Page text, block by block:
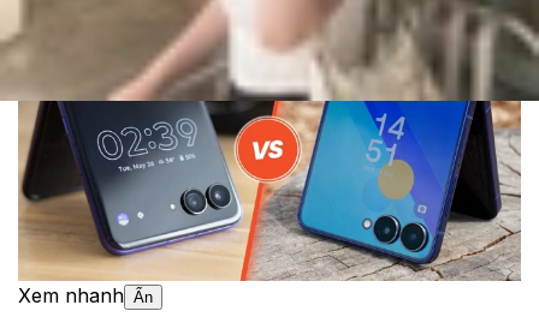
Xem nhanh Ẩn